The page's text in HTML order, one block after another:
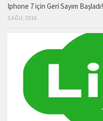
Iphone 7 için Geri Sayım Başladı!
5 AĞU, 2016